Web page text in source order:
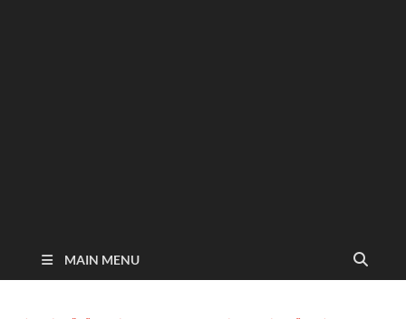
MAIN MENU